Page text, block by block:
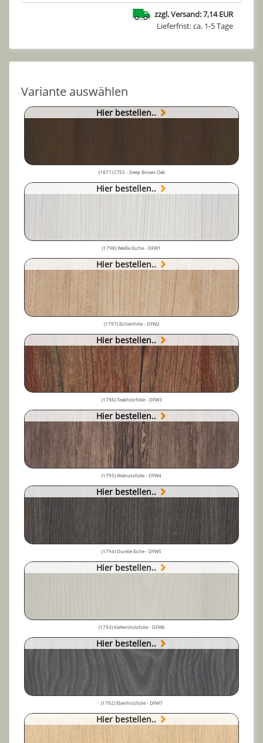
zzgl. Versand: 7,14 EUR
Lieferfrist: ca. 1-5 Tage
Variante auswählen
Hier bestellen..
(1871) CT55 - Deep Brown Oak
Hier bestellen..
(1798) Weiße Esche - DFW1
Hier bestellen..
(1797) Eichenfolie - DFW2
Hier bestellen..
(1796) Teakholzfolie - DFW3
Hier bestellen..
(1795) Walnussfolie - DFW4
Hier bestellen..
(1794) Dunkle Eiche - DFW5
Hier bestellen..
(1793) Kiefernholzfolie - DFW6
Hier bestellen..
(1792) Ebenholzfolie - DFW7
Hier bestellen..